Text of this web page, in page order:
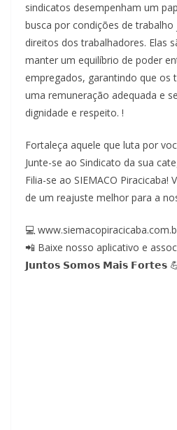
sindicatos desempenham um
busca por condições de
direitos dos trabalhadores. Elas
manter um equilíbrio de poder
empregados, garantindo que os
uma remuneração adequada e
dignidade e respeito. !
Fortaleça aquele que luta por
Junte-se ao Sindicato da sua
Filia-se ao SIEMACO Piracicaba!
de um reajuste melhor para a
💻
📲 Baixe nosso aplicativo e
𝗝𝘂𝗻𝘁𝗼𝘀 𝗦𝗼𝗺𝗼𝘀 𝗠𝗮𝗶𝘀 𝗙𝗼𝗿𝘁𝗲𝘀